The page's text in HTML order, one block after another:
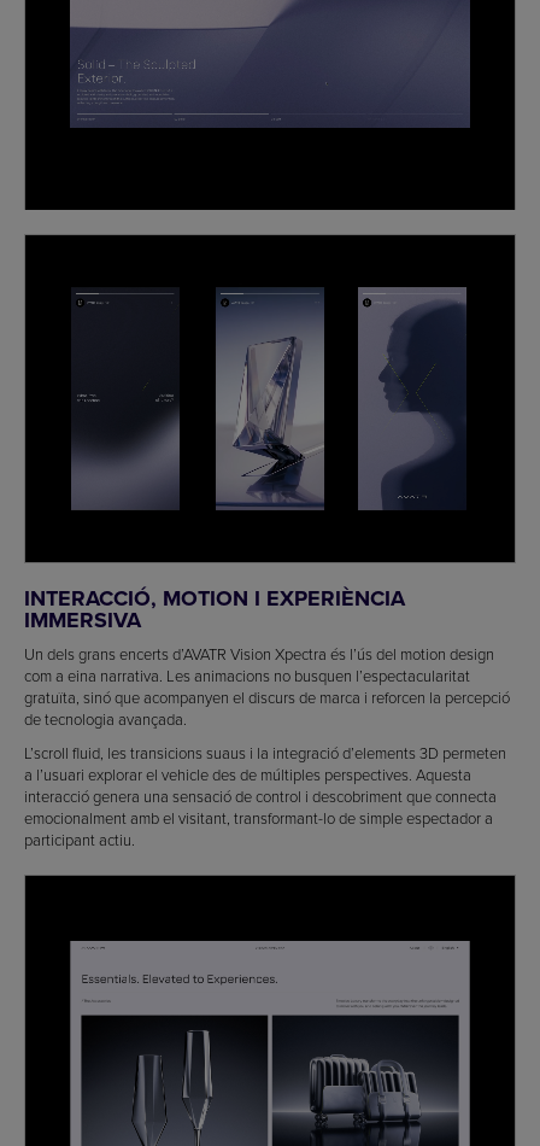
INTERACCIÓ, MOTION I EXPERIÈNCIA
IMMERSIVA
Un dels grans encerts d’AVATR Vision Xpectra és l’ús del motion design
com a eina narrativa. Les animacions no busquen l’espectacularitat
gratuïta, sinó que acompanyen el discurs de marca i reforcen la percepció
de tecnologia avançada.
L’scroll fluid, les transicions suaus i la integració d’elements 3D permeten
a l’usuari explorar el vehicle des de múltiples perspectives. Aquesta
interacció genera una sensació de control i descobriment que connecta
emocionalment amb el visitant, transformant-lo de simple espectador a
participant actiu.